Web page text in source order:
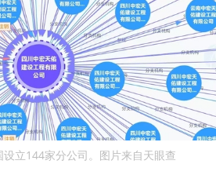
立144家分公司。图片来自天眼查